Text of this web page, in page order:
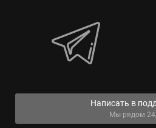
Написать в
Мы рядом